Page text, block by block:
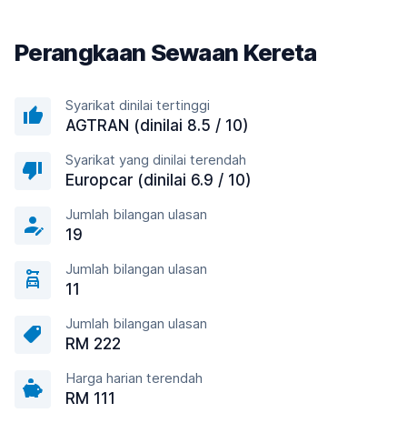
Perangkaan Sewaan Kereta
Syarikat dinilai tertinggi
AGTRAN (dinilai 8.5 / 10)
Syarikat yang dinilai terendah
Europcar (dinilai 6.9 / 10)
Jumlah bilangan ulasan
19
Jumlah bilangan ulasan
11
Jumlah bilangan ulasan
RM 222
Harga harian terendah
RM 111